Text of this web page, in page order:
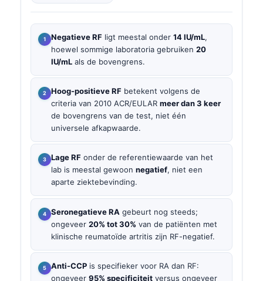
Negatieve RF ligt meestal onder 14 IU/mL,
hoewel sommige laboratoria gebruiken 20
IU/mL als de bovengrens.
Hoog-positieve RF betekent volgens de
criteria van 2010 ACR/EULAR meer dan 3 keer
de bovengrens van de test, niet één
universele afkapwaarde.
Lage RF onder de referentiewaarde van het
lab is meestal gewoon negatief, niet een
aparte ziektebevinding.
Seronegatieve RA gebeurt nog steeds;
ongeveer 20% tot 30% van de patiënten met
klinische reumatoïde artritis zijn RF-negatief.
Anti-CCP is specifieker voor RA dan RF:
ongeveer 95% specificiteit versus ongeveer